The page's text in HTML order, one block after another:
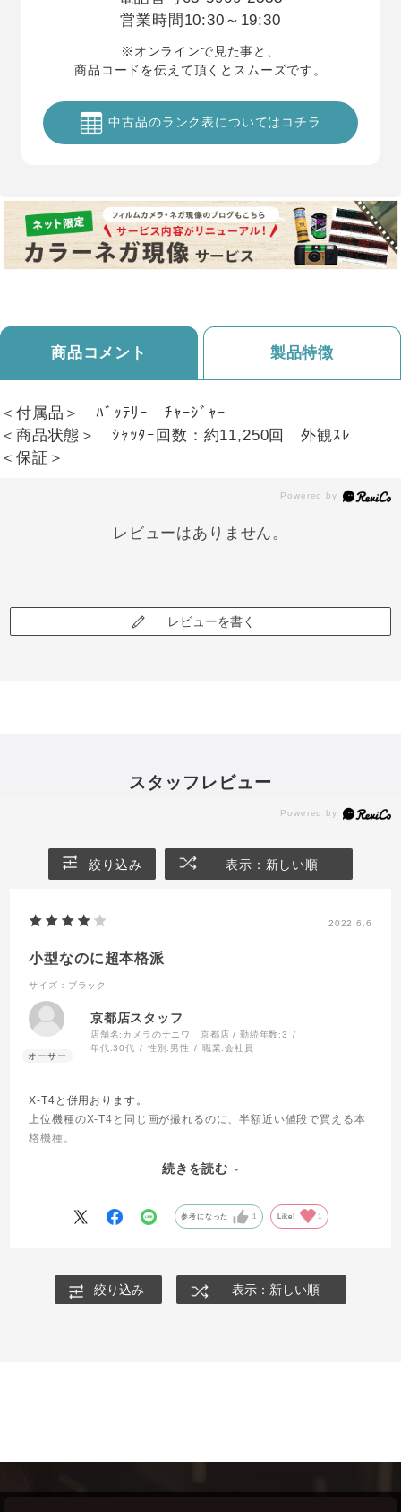
営業時間 10:30～19:30
※オンラインで見た事と、
商品コードを伝えて頂くとスムーズです。
中古品のランク表についてはコチラ
商品コメント 製品特徴
＜付属品＞ ﾊﾞｯﾃﾘｰ ﾁｬｰｼﾞｬｰ
＜商品状態＞ ｼｬｯﾀｰ回数：約11,250回 外観ｽﾚ
＜保証＞
レビューはありません。
レビューを書く
スタッフレビュー
絞り込み 表示：新しい順
2022.6.6
小型なのに超本格派
サイズ：ブラック
京都店スタッフ
店舗名:カメラのナニワ 京都店 / 勤続年数:3
年代:30代 性別: 男性 職業:会社員
X-T4と併用おります。
上位機種のX-T4と同じ画が撮れるのに、半額近い値段で買える本
格機種。
つい連れ出したくなるサイズ感が良いです。
優秀なボディ内手振れ補正もあるので、夜間の撮影や、手軽な
続きを読む
参考になった 1 Like! 1
絞り込み 表示：新しい順